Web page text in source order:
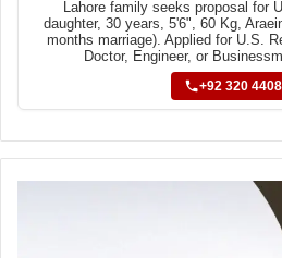
Lahore family seeks proposal for
daughter, 30 years, 5'6", 60 Kg,
months marriage). Applied for U.S.
Doctor, Engineer, or
+92 320